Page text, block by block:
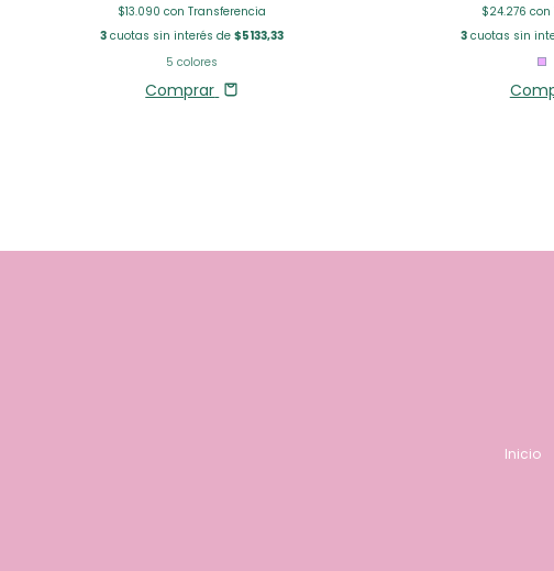
$13.090con Transferencia
3 cuotas sin interés de$5133,33
5 colores
Comprar
$24.276 con
3 cuotas sin
Inicio